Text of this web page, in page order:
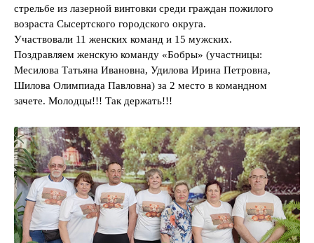
стрельбе из лазерной винтовки среди граждан пожилого
возраста Сысертского городского округа.
Участвовали 11 женских команд и 15 мужских.
Поздравляем женскую команду «Бобры» (участницы:
Месилова Татьяна Ивановна, Удилова Ирина Петровна,
Шилова Олимпиада Павловна) за 2 место в командном
зачете. Молодцы!!! Так держать!!!